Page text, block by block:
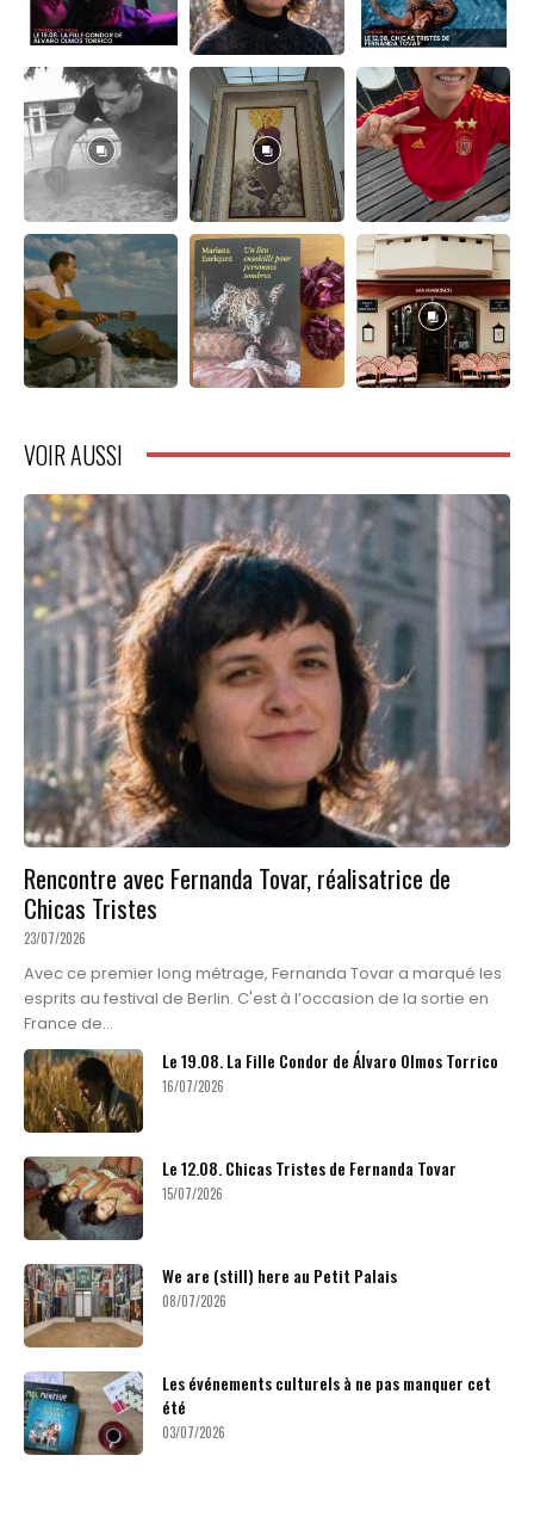
VOIR AUSSI
Rencontre avec Fernanda Tovar, réalisatrice de
Chicas Tristes
23/07/2026
Avec ce premier long métrage, Fernanda Tovar a marqué les
esprits au festival de Berlin. C'est à l’occasion de la sortie en
France de...
Le 19.08. La Fille Condor de Álvaro Olmos Torrico
16/07/2026
Le 12.08. Chicas Tristes de Fernanda Tovar
15/07/2026
We are (still) here au Petit Palais
08/07/2026
Les événements culturels à ne pas manquer cet
été
03/07/2026